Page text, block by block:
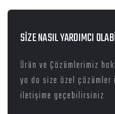
SİZE NASIL YARDIMCI
Ürün ve Çözümlerimiz
ya da size özel
iletişime geçebilirsiniz